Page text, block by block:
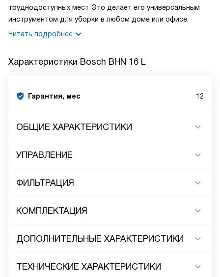
труднодоступных мест. Это делает его универсальным
инструментом для уборки в любом доме или офисе.
Читать подробнее
Характеристики Bosch BHN 16 L
Гарантия, мес 12
ОБЩИЕ ХАРАКТЕРИСТИКИ
УПРАВЛЕНИЕ
ФИЛЬТРАЦИЯ
КОМПЛЕКТАЦИЯ
ДОПОЛНИТЕЛЬНЫЕ ХАРАКТЕРИСТИКИ
ТЕХНИЧЕСКИЕ ХАРАКТЕРИСТИКИ